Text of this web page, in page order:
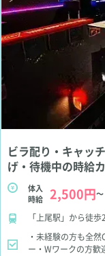
ビラ配り・キャッ
げ・待機中の時給
体入
時給
2,500円～
「上尾駅」から徒歩
・未経験の方も全然
ー・Wワークの方歓